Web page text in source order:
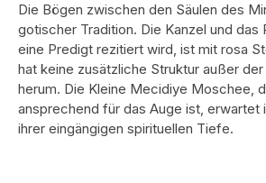
Die Bögen zwischen den Säulen des
gotischer Tradition. Die Kanzel und das
eine Predigt rezitiert wird, ist mit rosa
hat keine zusätzliche Struktur außer
herum. Die Kleine Mecidiye Moschee,
ansprechend für das Auge ist, erwartet
ihrer eingängigen spirituellen Tiefe.